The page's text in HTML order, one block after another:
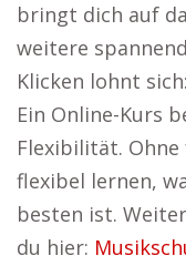
bringt dich auf
weitere
Klicken lohnt sich:
Ein Online-Kurs
Flexibilität.
flexibel lernen,
besten ist.
du hier: